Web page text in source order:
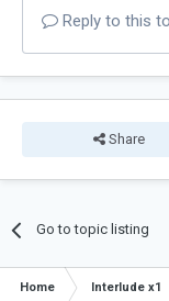
Reply to this
Share
Go to topic listing
Home Interlude x1